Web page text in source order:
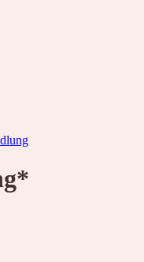
Make Up